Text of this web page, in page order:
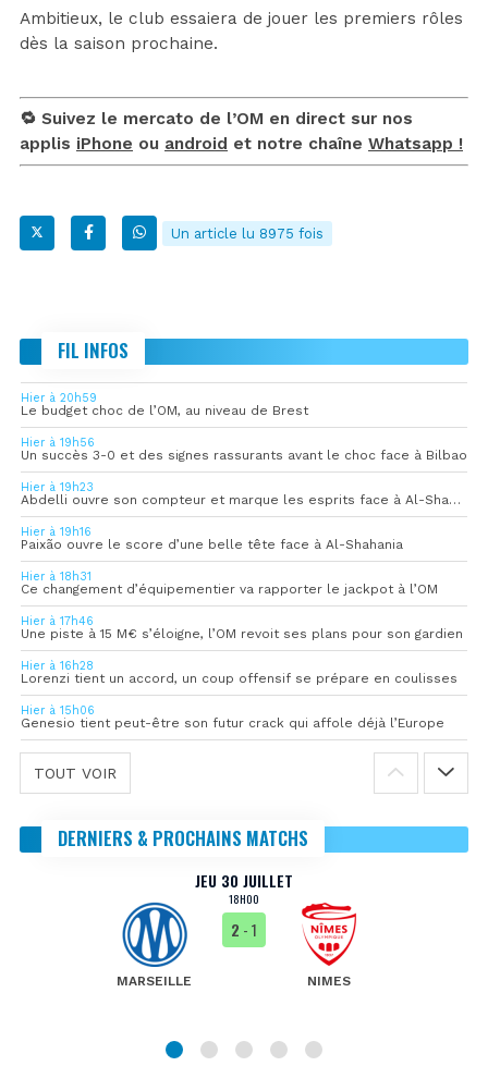
Ambitieux, le club essaiera de jouer les premiers rôles
dès la saison prochaine.
🔁 Suivez le mercato de l’OM en direct sur nos
applis iPhone ou android et notre chaîne Whatsapp !
Un article lu 8975 fois
FIL INFOS
Hier à 20h59
Le budget choc de l’OM, au niveau de Brest
Hier à 19h56
Un succès 3-0 et des signes rassurants avant le choc face à Bilbao
Hier à 19h23
Abdelli ouvre son compteur et marque les esprits face à Al-Shahania
Hier à 19h16
Paixão ouvre le score d’une belle tête face à Al-Shahania
Hier à 18h31
Ce changement d’équipementier va rapporter le jackpot à l’OM
Hier à 17h46
Une piste à 15 M€ s’éloigne, l’OM revoit ses plans pour son gardien
Hier à 16h28
Lorenzi tient un accord, un coup offensif se prépare en coulisses
Hier à 15h06
Genesio tient peut-être son futur crack qui affole déjà l’Europe
TOUT VOIR
DERNIERS & PROCHAINS MATCHS
JEU 30 JUILLET
18H00
MARSEILLE
2 - 1
NIMES